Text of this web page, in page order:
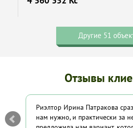
Другие 51
Отзывы
Риэлтор Ирина Патракова
нам нужно, и практически за